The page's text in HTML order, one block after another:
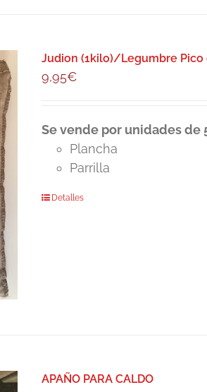
Judion (1kilo)/Legumbre Pico
9,95€
Se vende por unidades de
Plancha
Parrilla
Detalles
APAÑO PARA CALDO